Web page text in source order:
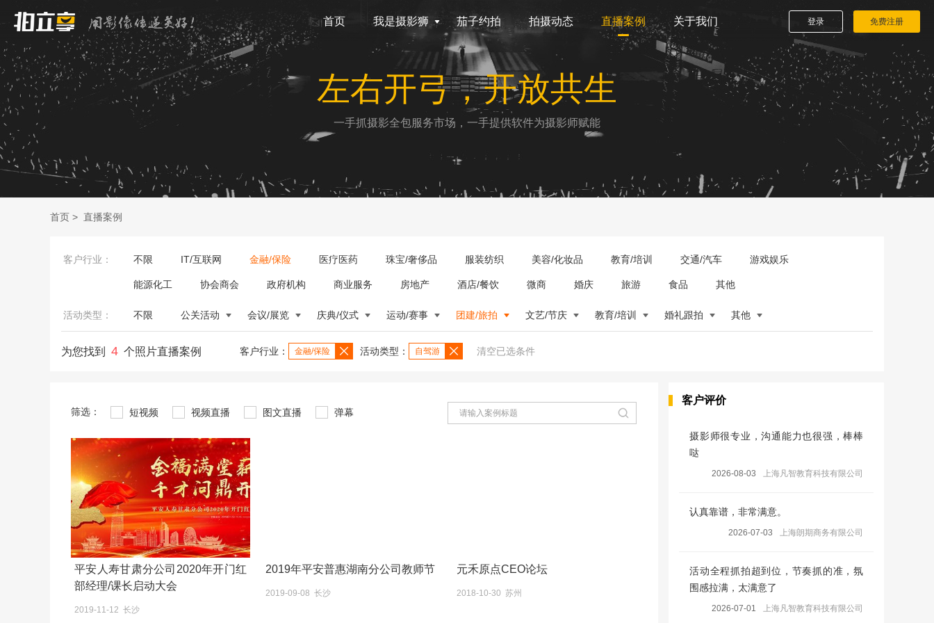
首页 我是摄影狮 茄子约拍 拍摄动态 直播案例 关于我们 登录 免费注册
左右开弓，开放共生
一手抓摄影全包服务市场，一手提供软件为摄影师赋能
首页 > 直播案例
客户行业： 不限 IT/互联网 金融/保险 医疗医药 珠宝/奢侈品 服装纺织 美容/化妆品 教育/培训 交通/汽车 游戏娱乐
能源化工 协会商会 政府机构 商业服务 房地产 酒店/餐饮 微商 婚庆 旅游 食品 其他
活动类型： 不限 公关活动 会议/展览 庆典/仪式 运动/赛事 团建/旅拍 文艺/节庆 教育/培训 婚礼跟拍 其他
为您找到 4 个照片直播案例 客户行业： 金融/保险 活动类型： 自驾游 清空已选条件
筛选： 短视频 视频直播 图文直播 弹幕
平安人寿甘肃分公司2020年开门红
部经理/课长启动大会
2019-11-12 长沙
2019年平安普惠湖南分公司教师节
2019-09-08 长沙
元禾原点CEO论坛
2018-10-30 苏州
客户评价
摄影师很专业，沟通能力也很强，棒棒
哒
2026-08-03 上海凡智教育科技有限公司
认真靠谱，非常满意。
2026-07-03 上海朗期商务有限公司
活动全程抓拍超到位，节奏抓的准，氛
围感拉满，太满意了
2026-07-01 上海凡智教育科技有限公司